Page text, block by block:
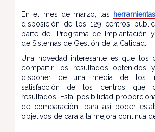
En el mes de marzo, las herramientas
disposición de los 129 centros
parte del Programa de Implantación
de Sistemas de Gestión de la Calidad.
Una novedad interesante es que los
compartir los resultados obtenidos
disponer de una media de los
satisfacción de los centros que
resultados. Esta posibilidad
de comparación, para así poder
objetivos de cara a la mejora continua